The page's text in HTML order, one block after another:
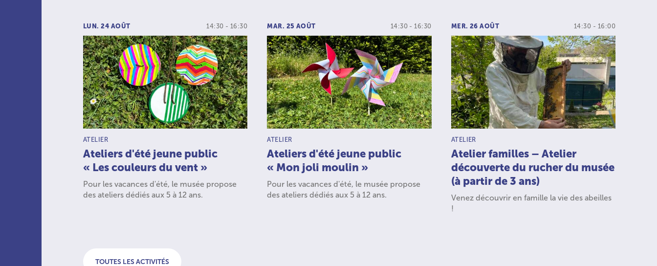
LUN. 24 AOÛT 14:30 - 16:30
TYPE D’ACTIVITÉ :
ATELIER
Ateliers d'été jeune public
« Les couleurs du vent »
Pour les vacances d'été, le musée propose
des ateliers dédiés aux 5 à 12 ans.
MAR. 25 AOÛT 14:30 - 16:30
TYPE D’ACTIVITÉ :
ATELIER
Ateliers d'été jeune public
« Mon joli moulin »
Pour les vacances d'été, le musée propose
des ateliers dédiés aux 5 à 12 ans.
MER. 26 AOÛT 14:30 - 16:00
TYPE D’ACTIVITÉ :
ATELIER
Atelier familles – Atelier
découverte du rucher du musée
(à partir de 3 ans)
Venez découvrir en famille la vie des abeilles
!
TOUTES LES ACTIVITÉS